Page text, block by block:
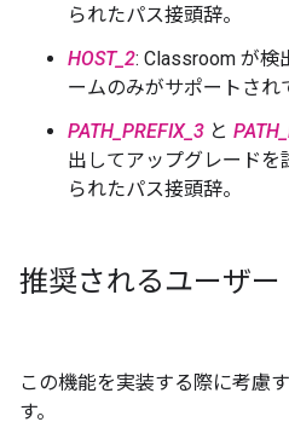
られたパス接頭辞。
HOST_2: Classroom が検
ームのみがサポートされ
PATH_PREFIX_3 と
出してアップグレードを
られたパス接頭辞。
推奨されるユーザー
この機能を実装する際に考慮
す。